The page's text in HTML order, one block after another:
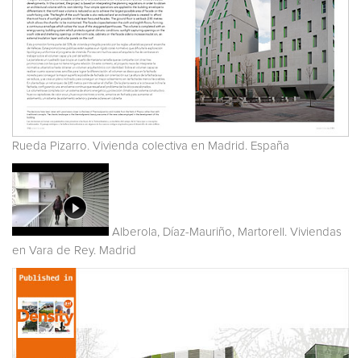
Rueda Pizarro. Vivienda colectiva en Madrid. España
Alberola, Díaz-Mauriño, Martorell. Viviendas
en Vara de Rey. Madrid